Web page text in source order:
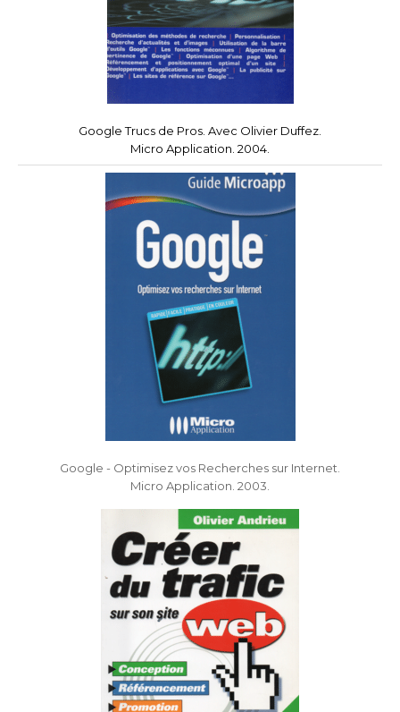
Google Trucs de Pros. Avec Olivier Duffez.
Micro Application. 2004.
Google - Optimisez vos Recherches sur Internet.
Micro Application. 2003.